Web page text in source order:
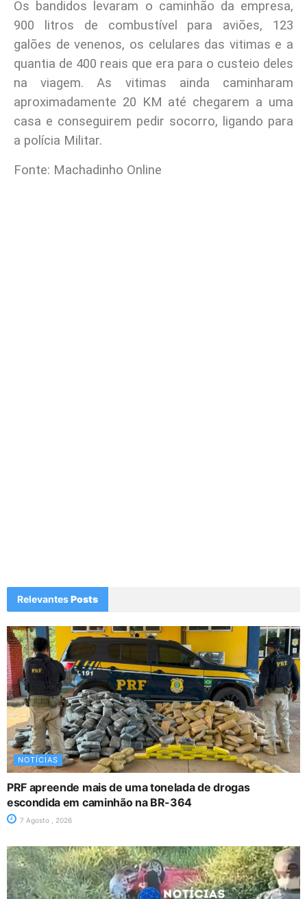
Os bandidos levaram o caminhão da empresa,
900 litros de combustível para aviões, 123
galões de venenos, os celulares das vitimas e a
quantia de 400 reais que era para o custeio deles
na viagem.As vitimas ainda caminharam
aproximadamente 20 KM até chegarem a uma
casa e conseguirem pedir socorro, ligando para
a polícia Militar.
Fonte: Machadinho Online
RelevantesPosts
NOTÍCIAS
PRF apreende mais de uma tonelada de drogas
escondida em caminhão na BR-364
7 Agosto , 2026